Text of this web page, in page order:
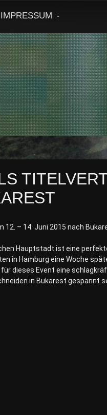
IMPRESSUM
– 14. Juni 2015 nach
Hauptstadt ist eine
in Hamburg eine Woche
dieses Event eine
in Bukarest gespannt